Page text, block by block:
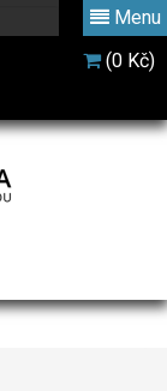
Menu
(0 Kč)